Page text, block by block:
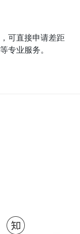
可直接申请差距
专业服务。